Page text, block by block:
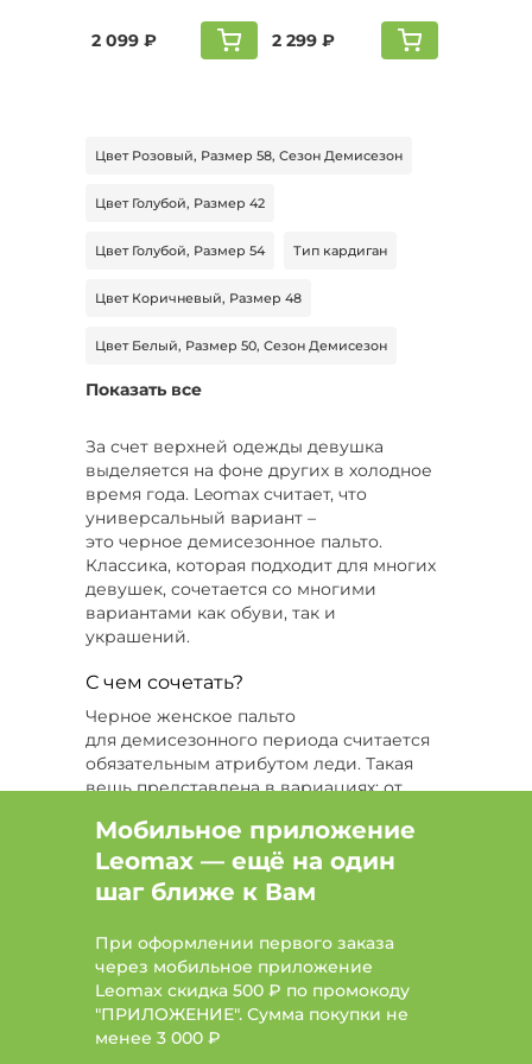
2 099 ₽ 2 299 ₽
Цвет Розовый, Размер 58, Сезон Демисезон
Цвет Голубой, Размер 42
Цвет Голубой, Размер 54 Тип кардиган
Цвет Коричневый, Размер 48
Цвет Белый, Размер 50, Сезон Демисезон
Размер 52-54, Тип шуба, Длина миди
Размер 44-46, Тип пуховик
Размер 44-46, Сезон Зима, Длина макси
Цвет Бежевый, Размер 42-44, Тип пуховик
Цвет Черный, Размер 58, Сезон Демисезон
Цвет Бежевый, Размер 48, Сезон Демисезон
Цвет Серый, Размер 48-50
Цвет Серый, Размер 50-52, Сезон Демисезон
Размер 58, Сезон Зима, Тип пальто
Цвет Синий, Тип шуба
Цвет Серый, Размер 58
Показать все
За счет верхней одежды девушка
выделяется на фоне других в холодное
время года. Leomax считает, что
универсальный вариант –
это черное демисезонное пальто.
Классика, которая подходит для многих
девушек, сочетается со многими
вариантами как обуви, так и
украшений.
С чем сочетать?
Черное женское пальто
для демисезонного периода считается
обязательным атрибутом леди. Такая
вещь представлена в вариациях: от
короткого пальто с лацканами. Подходит
темное демисезонная пальто больше
всего женщинам полной или средней
комплектации. На худых девушках вещь
Необходимо подобрать
соответствующие аксессуары. Не
советуют брать черное пальто
женщинам за 50 лет. Оно может старить,
если все остальные элементы лука
Мобильное приложение
Leomax — ещё на один
шаг ближе к Вам
При оформлении первого заказа
через мобильное приложение
Leomax скидка 500 ₽ по промокоду
"ПРИЛОЖЕНИЕ". Сумма покупки не
менее 3 000 ₽